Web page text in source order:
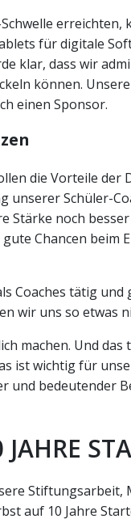
erreichten,
für digitale
klar, dass wir
können.
einen Sponsor.
die Vorteile der
unserer Schüler-
Stärke noch
Chancen beim
Coaches tätig und
wir uns so etwas
machen. Und das
ist wichtig für
und bedeutender
Stiftungsarbeit,
auf 10 Jahre